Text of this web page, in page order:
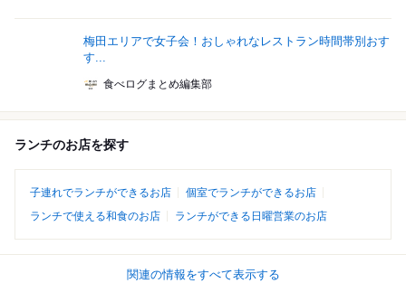
梅田エリアで女子会！おしゃれなレストラン時間帯別おす
す...
食べログまとめ編集部
ランチのお店を探す
子連れでランチができるお店
個室でランチができるお店
ランチで使える和食のお店
ランチができる日曜営業のお店
関連の情報をすべて表示する